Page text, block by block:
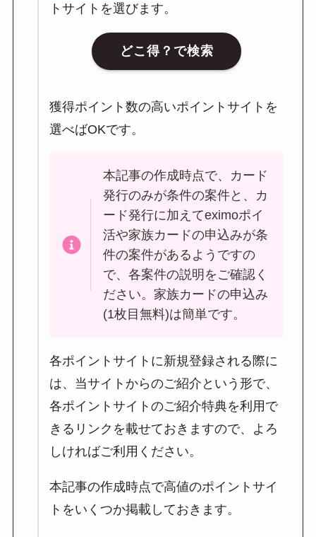
トサイトを選びます。
どこ得？で検索
獲得ポイント数の高いポイントサイトを
選べばOKです。
本記事の作成時点で、カード
発行のみが条件の案件と、カ
ード発行に加えてeximoポイ
活や家族カードの申込みが条
件の案件があるようですの
で、各案件の説明をご確認く
ださい。家族カードの申込み
(1枚目無料)は簡単です。
各ポイントサイトに新規登録される際に
は、当サイトからのご紹介という形で、
各ポイントサイトのご紹介特典を利用で
きるリンクを載せておきますので、よろ
しければご利用ください。
本記事の作成時点で高値のポイントサイ
トをいくつか掲載しておきます。